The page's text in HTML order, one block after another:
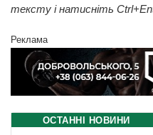
тексту і натисніть
Реклама
ОСТАННІ НОВИНИ